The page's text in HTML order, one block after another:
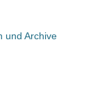
und Archive